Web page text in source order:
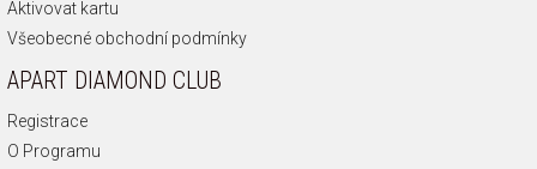
Aktivovat kartu
Všeobecné obchodní podmínky
APART DIAMOND CLUB
Registrace
O Programu